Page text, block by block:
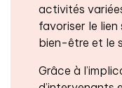
activités
favoriser le lien
bien-être et le
Grâce à